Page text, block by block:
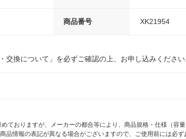
商品番号 XK21954
交換について」を必ずご確認の上、お申し込みください
ておりますが、メーカーの都合等により、商品規格・仕様（容
品情報の表記が異なる場合がございますので、ご使用前には必